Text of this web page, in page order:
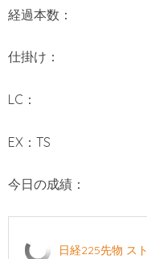
経過本数：
仕掛け：
LC：
EX：TS
今日の成績：
日経225先物 ス